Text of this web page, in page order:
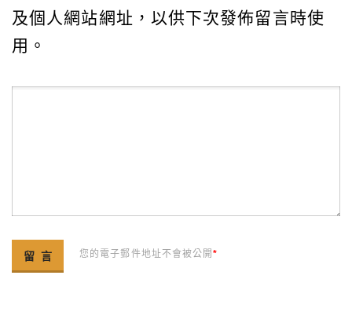
及個人網站網址，以供下次發佈留言時使
用。
您的電子郵件地址不會被公開*